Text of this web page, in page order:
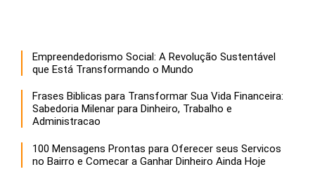
Empreendedorismo Social: A Revolução Sustentável
que Está Transformando o Mundo
Frases Biblicas para Transformar Sua Vida Financeira:
Sabedoria Milenar para Dinheiro, Trabalho e
Administracao
100 Mensagens Prontas para Oferecer seus Servicos
no Bairro e Comecar a Ganhar Dinheiro Ainda Hoje